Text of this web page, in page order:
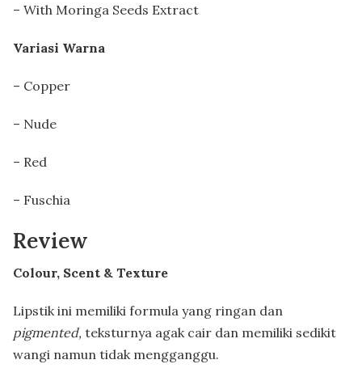
– With Moringa Seeds Extract
Variasi Warna
– Copper
– Nude
– Red
– Fuschia
Review
Colour, Scent & Texture
Lipstik ini memiliki formula yang ringan dan
pigmented, teksturnya agak cair dan memiliki sedikit
wangi namun tidak mengganggu.